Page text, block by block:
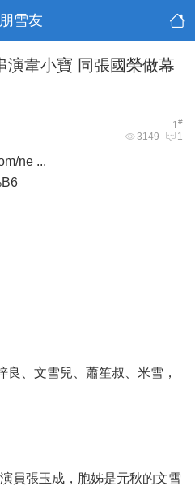
雪友
演韋小寶 同張國榮做幕
1#
3149 1
ne ...
、文雪兒、蕭笙叔、米雪，
員張玉成，胞姊是元秋的文雪